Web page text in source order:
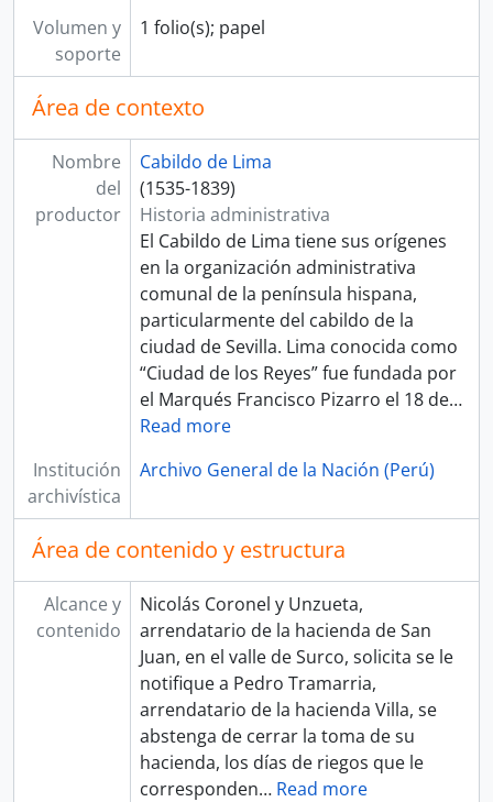
[Fondo] TRIBUNAL DE MINERÍA
[Fondo] CORTE SUPERIOR DE JUSTICIA
[Fondo] MINISTERIO DE GOBIERNO Y POLICÍA
[Fondo] MINISTERIO DE HACIENDA Y COMERCIO
[Fondo] COMISIÓN NACIONAL DEL SESQUICENTENARIO DE LA INDEPENDENCIA DEL PERÚ
[Fondo] ARCHIVO AGRARIO
[Agrupación documental] FONDOS FÁCTICOS
[Agrupación documental] PROTOCOLOS NOTARIALES
[Agrupación documental] COLECCIONES
Volumen y
soporte
1 folio(s); papel
Área de contexto
Nombre
del
productor
Cabildo de Lima
(1535-1839)
Historia administrativa
El Cabildo de Lima tiene sus orígenes
en la organización administrativa
comunal de la península hispana,
particularmente del cabildo de la
ciudad de Sevilla. Lima conocida como
“Ciudad de los Reyes” fue fundada por
el Marqués Francisco Pizarro el 18 de…
Read more
Institución
archivística
Archivo General de la Nación (Perú)
Área de contenido y estructura
Alcance y
contenido
Nicolás Coronel y Unzueta,
arrendatario de la hacienda de San
Juan, en el valle de Surco, solicita se le
notifique a Pedro Tramarria,
arrendatario de la hacienda Villa, se
abstenga de cerrar la toma de su
hacienda, los días de riegos que le
corresponden… Read more